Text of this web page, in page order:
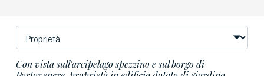
Con vista sull'arcipelago spezzino e sul borgo di